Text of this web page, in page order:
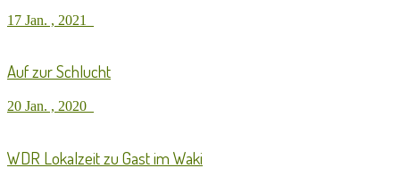
17 Jan. , 2021
Auf zur Schlucht
20 Jan. , 2020
WDR Lokalzeit zu Gast im Waki